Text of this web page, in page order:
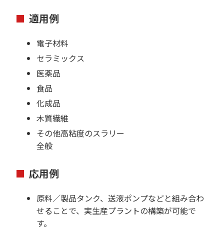
適用例
電子材料
セラミックス
医薬品
食品
化成品
木質繊維
その他高粘度のスラリー
全般
応用例
原料／製品タンク、送液ポンプなどと組み合わ
せることで、実生産プラントの構築が可能で
す。